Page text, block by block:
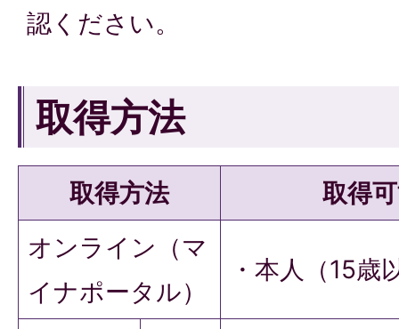
認ください。
取得方法
取得方法
取得
オンライン（マ
イナポータル）
・本人（15歳